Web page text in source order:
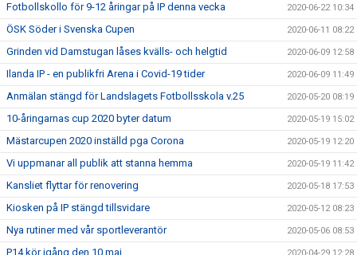
Fotbollskollo för 9-12 åringar på IP denna vecka 2020-06-22 10:34
ÖSK Söder i Svenska Cupen 2020-06-11 08:22
Grinden vid Damstugan låses kvälls- och helgtid 2020-06-09 12:58
Ilanda IP - en publikfri Arena i Covid-19 tider 2020-06-09 11:49
Anmälan stängd för Landslagets Fotbollsskola v.25 2020-05-20 08:19
10-åringarnas cup 2020 byter datum 2020-05-19 15:02
Mästarcupen 2020 inställd pga Corona 2020-05-19 12:20
Vi uppmanar all publik att stanna hemma 2020-05-19 11:42
Kansliet flyttar för renovering 2020-05-18 17:53
Kiosken på IP stängd tillsvidare 2020-05-12 08:23
Nya rutiner med vår sportleverantör 2020-05-06 08:53
P14 kör igång den 10 maj